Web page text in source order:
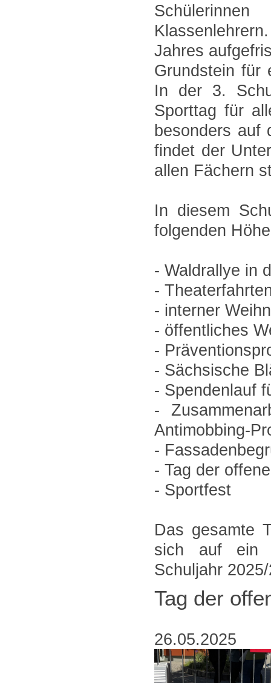
Jahres
Grundstein für
In der 3.
Sporttag für
besonders auf
findet der
allen Fächern
In diesem
folgenden
- Waldrallye in
-
- interner
- öffentliches
-
- Sächsische
- Spendenlauf
-
Antimobbing-
-
- Tag der
- Sportfest
Das gesamte
sich auf ein
Schuljahr
Tag der
26.05.2025